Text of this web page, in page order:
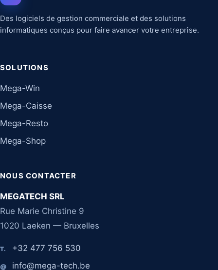
Des logiciels de gestion commerciale et des solutions
informatiques conçus pour faire avancer votre entreprise.
SOLUTIONS
Mega-Win
Mega-Caisse
Mega-Resto
Mega-Shop
NOUS CONTACTER
MEGATECH SRL
Rue Marie Christine 9
1020 Laeken — Bruxelles
T. +32 477 756 530
@ info@mega-tech.be